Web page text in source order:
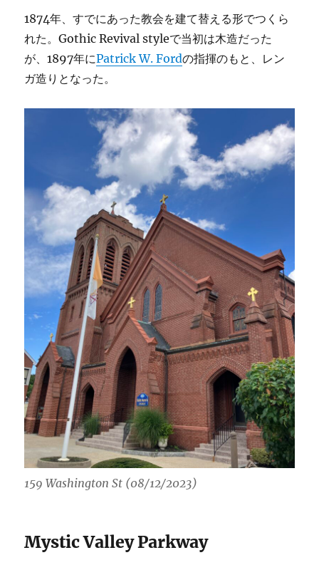
1874年、すでにあった教会を建て替える形でつくら
れた。Gothic Revival styleで当初は木造だった
が、1897年にPatrick W. Fordの指揮のもと、レン
ガ造りとなった。
159 Washington St (08/12/2023)
Mystic Valley Parkway